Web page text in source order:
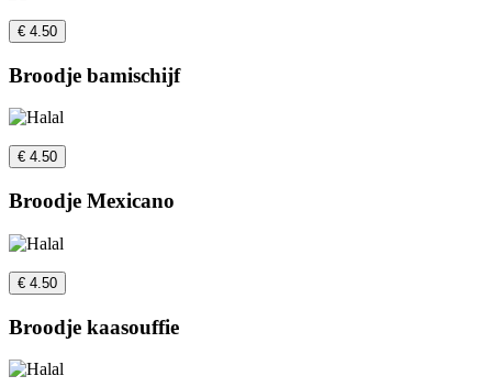
€ 4.50
Broodje bamischijf
€ 4.50
Broodje Mexicano
€ 4.50
Broodje kaasouffie